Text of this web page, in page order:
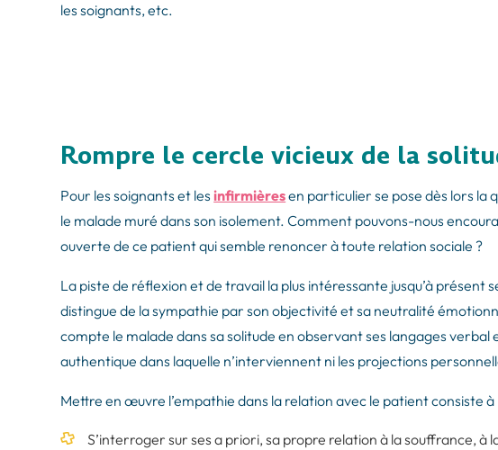
les soignants, etc.
Rompre le cercle vicieux de la
Pour les soignants et lesinfirmièresen particulier se pose dès lors la
le malade muré dans son isolement. Comment pouvons-nous
ouverte de ce patient qui semble renoncer à toute relation sociale ?
La piste de réflexion et de travail la plus intéressante jusqu’à présent
distingue de la sympathie par son objectivité et sa neutralité
compte le malade dans sa solitude en observant ses langages
authentique dans laquelle n’interviennent ni les projections
Mettre en œuvre l’empathie dans la relation avec le patient consiste à
S’interroger sur ses a priori, sa propre relation à la souffrance, à